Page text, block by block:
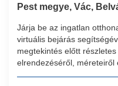
Pest megye, Vác,
Járja be az ingatlan
virtuális bejárás
megtekintés előtt
elrendezéséről, méreteiről